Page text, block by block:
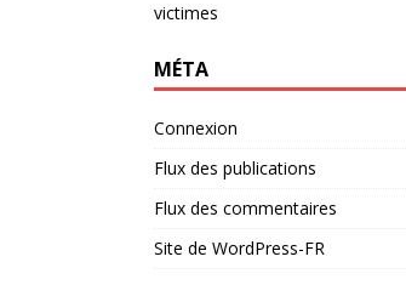
victimes
MÉTA
Connexion
Flux des publications
Flux des commentaires
Site de WordPress-FR